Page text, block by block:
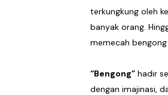
terkungkung oleh
banyak orang.
memecah
“Bengong”hadir
dengan imajinasi,